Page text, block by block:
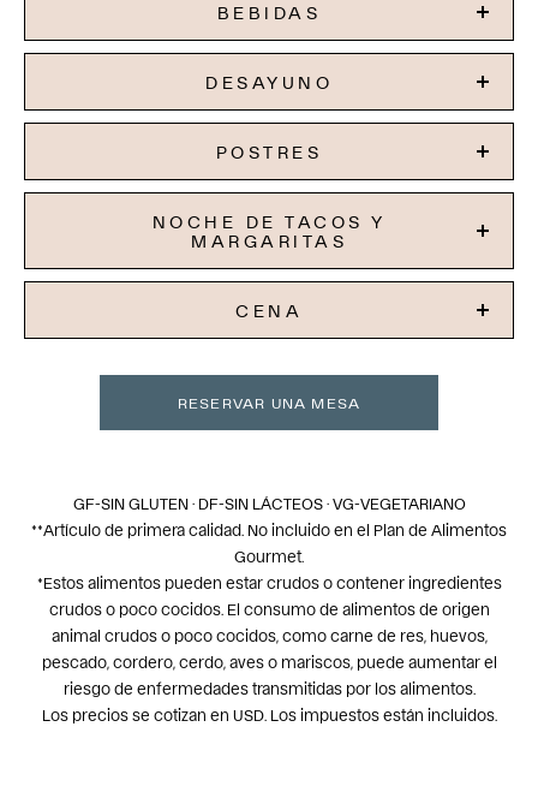
BEBIDAS
DESAYUNO
POSTRES
NOCHE DE TACOS Y
MARGARITAS
CENA
RESERVAR UNA MESA
GF-SIN GLUTEN · DF-SIN LÁCTEOS · VG-VEGETARIANO
**Artículo de primera calidad. No incluido en el Plan de Alimentos
Gourmet.
*Estos alimentos pueden estar crudos o contener ingredientes
crudos o poco cocidos. El consumo de alimentos de origen
animal crudos o poco cocidos, como carne de res, huevos,
pescado, cordero, cerdo, aves o mariscos, puede aumentar el
riesgo de enfermedades transmitidas por los alimentos.
Los precios se cotizan en USD. Los impuestos están incluidos.